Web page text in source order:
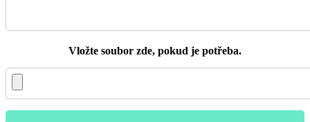
Vložte soubor zde, pokud je potřeba.